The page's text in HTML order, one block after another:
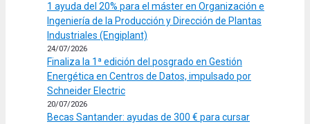
1 ayuda del 20% para el máster en Organización e
Ingeniería de la Producción y Dirección de Plantas
Industriales (Engiplant)
24/07/2026
Finaliza la 1ª edición del posgrado en Gestión
Energética en Centros de Datos, impulsado por
Schneider Electric
20/07/2026
Becas Santander: ayudas de 300 € para cursar